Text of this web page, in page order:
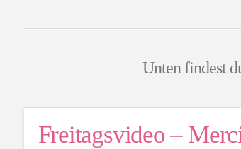
Unten findest
Freitagsvideo –